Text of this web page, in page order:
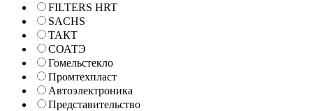
FILTERS HRT
SACHS
ТАКТ
СОАТЭ
Гомельстекло
Промтехпласт
Автоэлектроника
Представительство